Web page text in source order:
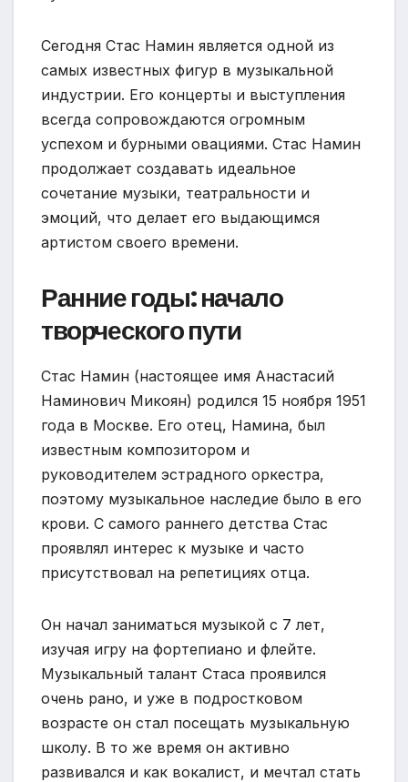
Сегодня Стас Намин является одной из
самых известных фигур в музыкальной
индустрии. Его концерты и выступления
всегда сопровождаются огромным
успехом и бурными овациями. Стас Намин
продолжает создавать идеальное
сочетание музыки, театральности и
эмоций, что делает его выдающимся
артистом своего времени.
Ранние годы: начало
творческого пути
Стас Намин (настоящее имя Анастасий
Наминович Микоян) родился 15 ноября 1951
года в Москве. Его отец, Намина, был
известным композитором и
руководителем эстрадного оркестра,
поэтому музыкальное наследие было в его
крови. С самого раннего детства Стас
проявлял интерес к музыке и часто
присутствовал на репетициях отца.
Он начал заниматься музыкой с 7 лет,
изучая игру на фортепиано и флейте.
Музыкальный талант Стаса проявился
очень рано, и уже в подростковом
возрасте он стал посещать музыкальную
школу. В то же время он активно
развивался и как вокалист, и мечтал стать